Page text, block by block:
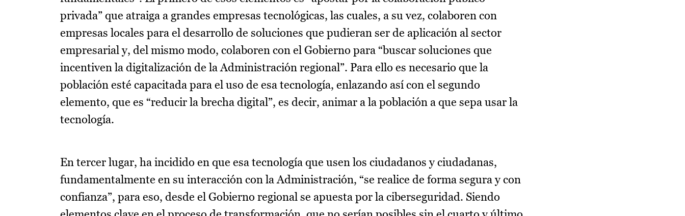
privada” que atraiga a grandes empresas tecnológicas, las cuales, a su vez, colaboren con
empresas locales para el desarrollo de soluciones que pudieran ser de aplicación al sector
empresarial y, del mismo modo, colaboren con el Gobierno para “buscar soluciones que
incentiven la digitalización de la Administración regional”. Para ello es necesario que la
población esté capacitada para el uso de esa tecnología, enlazando así con el segundo
elemento, que es “reducir la brecha digital”, es decir, animar a la población a que sepa usar la
tecnología.
En tercer lugar, ha incidido en que esa tecnología que usen los ciudadanos y ciudadanas,
fundamentalmente en su interacción con la Administración, “se realice de forma segura y con
confianza”, para eso, desde el Gobierno regional se apuesta por la ciberseguridad. Siendo